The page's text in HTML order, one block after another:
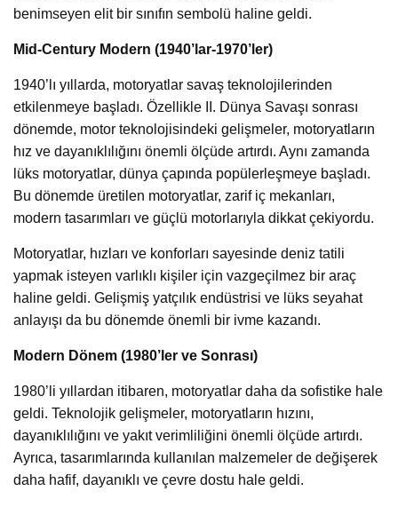
benimseyen elit bir sınıfın sembolü haline geldi.
Mid-Century Modern (1940’lar-1970’ler)
1940’lı yıllarda, motoryatlar savaş teknolojilerinden
etkilenmeye başladı. Özellikle II. Dünya Savaşı sonrası
dönemde, motor teknolojisindeki gelişmeler, motoryatların
hız ve dayanıklılığını önemli ölçüde artırdı. Aynı zamanda
lüks motoryatlar, dünya çapında popülerleşmeye başladı.
Bu dönemde üretilen motoryatlar, zarif iç mekanları,
modern tasarımları ve güçlü motorlarıyla dikkat çekiyordu.
Motoryatlar, hızları ve konforları sayesinde deniz tatili
yapmak isteyen varlıklı kişiler için vazgeçilmez bir araç
haline geldi. Gelişmiş yatçılık endüstrisi ve lüks seyahat
anlayışı da bu dönemde önemli bir ivme kazandı.
Modern Dönem (1980’ler ve Sonrası)
1980’li yıllardan itibaren, motoryatlar daha da sofistike hale
geldi. Teknolojik gelişmeler, motoryatların hızını,
dayanıklılığını ve yakıt verimliliğini önemli ölçüde artırdı.
Ayrıca, tasarımlarında kullanılan malzemeler de değişerek
daha hafif, dayanıklı ve çevre dostu hale geldi.